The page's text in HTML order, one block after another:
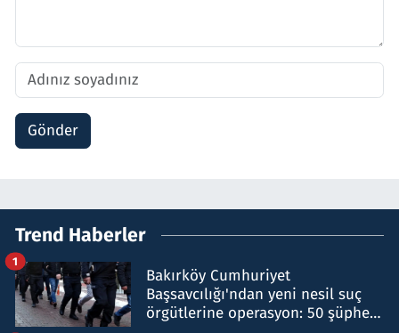
Gönder
Trend Haberler
Bakırköy Cumhuriyet
Başsavcılığı'ndan yeni nesil suç
örgütlerine operasyon: 50 şüpheli
1